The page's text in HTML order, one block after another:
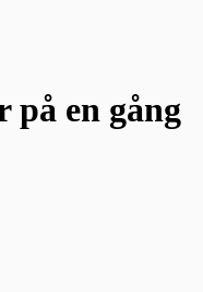
på en gång